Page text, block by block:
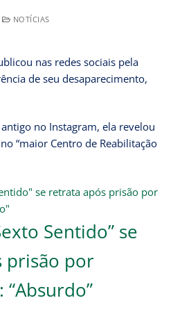
NOTÍCIAS
nas redes sociais pela
de seu desaparecimento,
no Instagram, ela revelou
“maior Centro de Reabilitação
Sentido” se
prisão por